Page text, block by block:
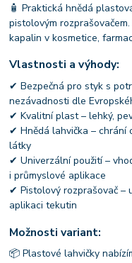
🧴 Praktická hnědá
pistolovým
kapalin v kosmetice,
Vlastnosti a výhody:
✔ Bezpečná pro styk s
nezávadnosti dle
✔ Kvalitní plast – lehký,
✔ Hnědá lahvička – chrání
látky
✔ Univerzální použití –
i průmyslové aplikace
✔ Pistolový rozprašovač –
aplikaci tekutin
Možnosti variant:
📦 Plastové lahvičky